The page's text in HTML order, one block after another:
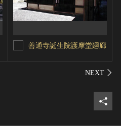
善通寺誕生院護摩堂廻廊
シェ